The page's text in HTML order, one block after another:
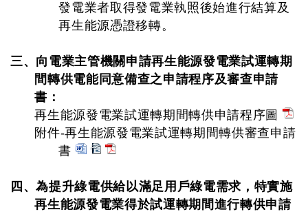
發電業者取得發電業執照後始進行結算及
再生能源憑證移轉。
三、向電業主管機關申請再生能源發電業試運轉期
間轉供電能同意備查之申請程序及審查申請
書：
再生能源發電業試運轉期間轉供申請程序圖
附件-再生能源發電業試運轉期間轉供審查申請
書
四、為提升綠電供給以滿足用戶綠電需求，特實施
再生能源發電業得於試運轉期間進行轉供申請